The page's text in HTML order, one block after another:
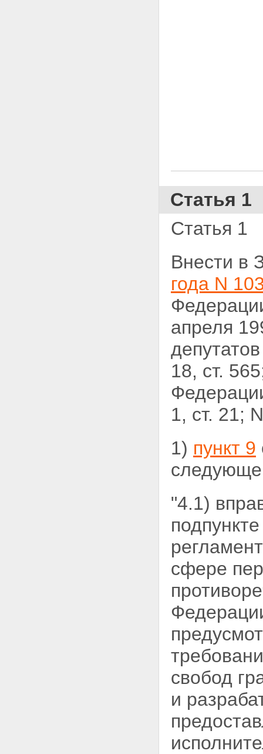
Статья 1
Статья 1
Внести в
года N
апреля
18, ст.
1, ст. 21;
1) пункт 9
"4.1)
сфере
свобод
и